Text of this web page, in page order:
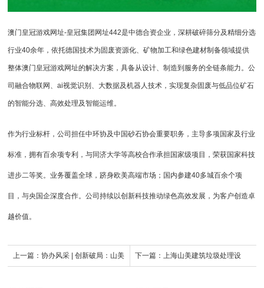
澳门皇冠游戏网址-皇冠集团网址442是中德合资企业，深耕破碎筛分及精细分选
行业40余年，依托德国技术为固废资源化、矿物加工和绿色建材制备领域提供
整体澳门皇冠游戏网址的解决方案，具备从设计、制造到服务的全链条能力。公
司融合物联网、ai视觉识别、大数据及机器人技术，实现复杂固废与低品位矿石
的智能分选、高效处理及智能运维。
作为行业标杆，公司担任中环协及中国砂石协会重要职务，主导多项国家及行业
标准，拥有百余项专利，与同济大学等高校合作承担国家级项目，荣获国家科技
进步二等奖。业务覆盖全球，跻身欧美高端市场；国内参建40多城百余个项
目，与央国企深度合作。公司持续以创新科技推动绿色高效发展，为客户创造卓
越价值。
上一篇： 协办风采 | 创新破局：山美 下一篇：上海山美建筑垃圾处理设